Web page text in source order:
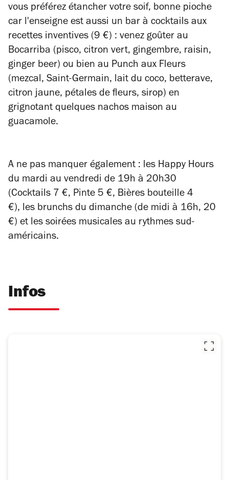
vous préférez étancher votre soif, bonne pioche
car l'enseigne est aussi un bar à cocktails aux
recettes inventives (9 €) : venez goûter au
Bocarriba (pisco, citron vert, gingembre, raisin,
ginger beer) ou bien au Punch aux Fleurs
(mezcal, Saint-Germain, lait du coco, betterave,
citron jaune, pétales de fleurs, sirop) en
grignotant quelques nachos maison au
guacamole.
A ne pas manquer également : les Happy Hours
du mardi au vendredi de 19h à 20h30
(Cocktails 7 €, Pinte 5 €, Bières bouteille 4
€), les brunchs du dimanche (de midi à 16h, 20
€) et les soirées musicales au rythmes sud-
américains.
Infos